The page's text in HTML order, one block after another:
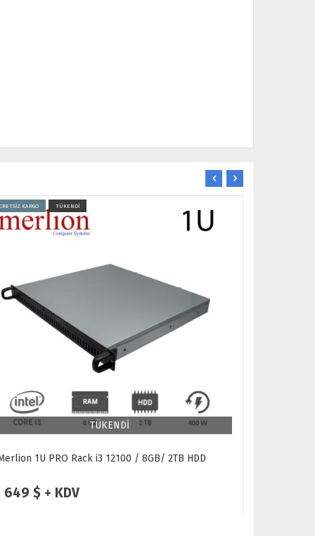
KARGO TÜKENDİ
TÜKENDİ
1U PRO Rack i3 12100 / 8GB/ 2TB HDD
649 $ + KDV